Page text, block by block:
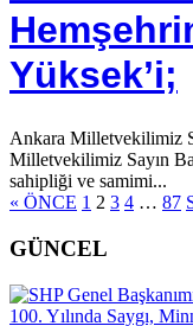
Yüksek’i;
Ankara Milletvekilimiz
Milletvekilimiz Sayın
sahipliği ve samimi...
« ÖNCE 1 2 3 4 … 87
GÜNCEL